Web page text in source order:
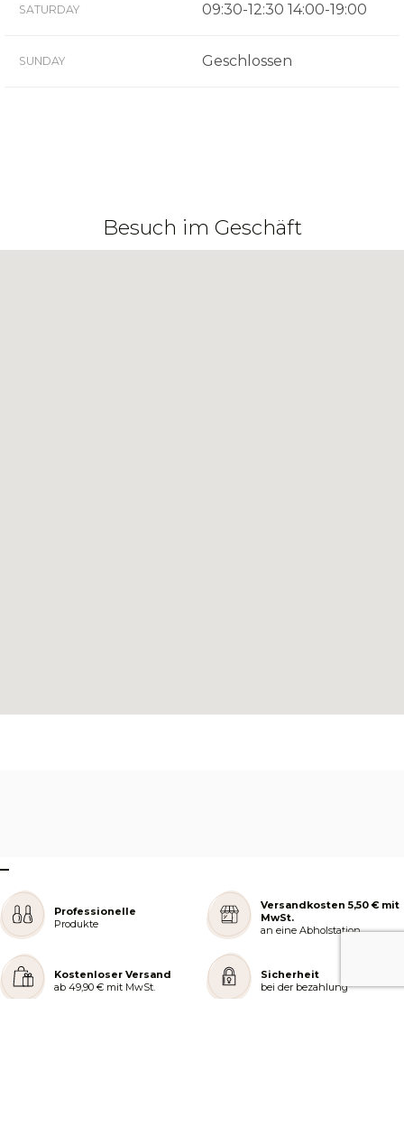
SATURDAY 09:30-12:30 14:00-19:00
SUNDAY Geschlossen
Besuch im Geschäft
–
Professionelle
Produkte
Versandkosten 5,50 € mit
MwSt.
an eine Abholstation
Kostenloser Versand
ab 49,90 € mit MwSt.
Sicherheit
bei der bezahlung